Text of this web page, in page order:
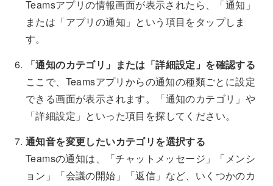
Teamsアプリの情報画面が表示されたら、「通知」
または「アプリの通知」という項目をタップしま
す。
「通知のカテゴリ」または「詳細設定」を確認する
ここで、Teamsアプリからの通知の種類ごとに設定
できる画面が表示されます。「通知のカテゴリ」や
「詳細設定」といった項目を探してください。
通知音を変更したいカテゴリを選択する
Teamsの通知は、「チャットメッセージ」「メンシ
ョン」「会議の開始」「返信」など、いくつかのカ